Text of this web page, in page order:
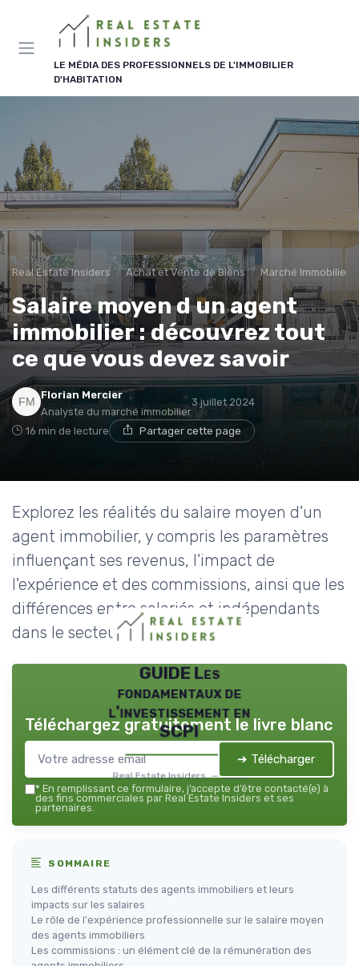
LE MÉDIA DES PROFESSIONNELS DE L'IMMOBILIER
D'HABITATION
Real Estate Insiders Achat et Vente de Biens Marché Immobilier
Salaire moyen d un agent
immobilier : découvrez tout
ce que vous devez savoir
Florian Mercier
Analyste du marché immobilier
3 juillet 2024
16 min de lecture Partager cette page
Explorez les réalités du salaire moyen d'un
agent immobilier, y compris les paramètres
influençant ses revenus, l'impact de
l'expérience et des commissions, ainsi que les
différences entre salariés et indépendants
dans le secteur immobilier.
GUIDE Les
fondamentaux de
l'investissement en
SCPI
Real Estate Insiders — 2026
Téléchargez gratuitement le livre blanc
➔ Télécharger
* En remplissant ce formulaire, j’accepte d’être contacté(e) à
des fins commerciales par Real Estate Insiders et ses
partenaires.
SOMMAIRE
Les différents statuts des agents immobiliers et leurs
impacts sur les salaires
Le rôle de l'expérience professionnelle sur le salaire moyen
des agents immobiliers
Les commissions : un élément clé de la rémunération des